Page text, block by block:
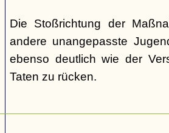
Die Stoßrichtung der
andere unangepasste
ebenso deutlich wie der
Taten zu rücken.